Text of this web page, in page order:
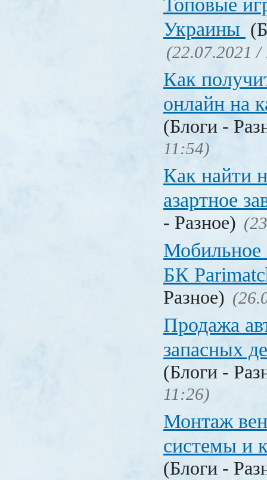
Топовые
Украины
(22.07.2021 /
Как
онлайн на
(Блоги -
11:54)
Как найти
азартное
- Разное)
Мобильное
БК
Разное)
Продажа
запасных
(Блоги -
11:26)
Монтаж
системы и
(Блоги -